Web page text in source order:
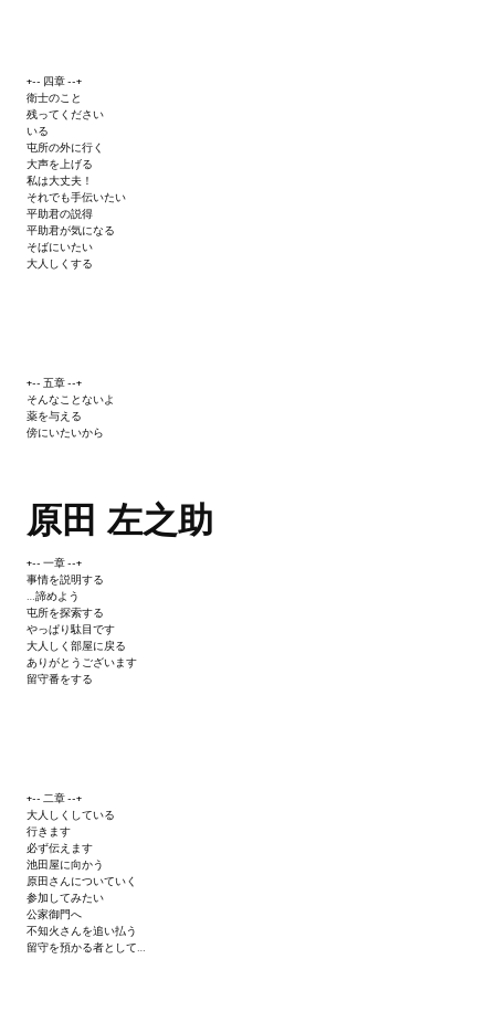
+-- 四章 --+
衛士のこと
残ってください
いる
屯所の外に行く
大声を上げる
私は大丈夫！
それでも手伝いたい
平助君の説得
平助君が気になる
そばにいたい
大人しくする
+-- 五章 --+
そんなことないよ
薬を与える
傍にいたいから
原田 左之助
+-- 一章 --+
事情を説明する
…諦めよう
屯所を探索する
やっぱり駄目です
大人しく部屋に戻る
ありがとうございます
留守番をする
+-- 二章 --+
大人しくしている
行きます
必ず伝えます
池田屋に向かう
原田さんについていく
参加してみたい
公家御門へ
不知火さんを追い払う
留守を預かる者として…